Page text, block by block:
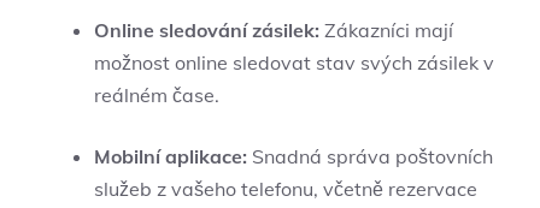
Online sledování zásilek: Zákazníci mají
možnost online sledovat stav svých zásilek v
reálném čase.
Mobilní aplikace: Snadná správa poštovních
služeb z vašeho telefonu, včetně rezervace